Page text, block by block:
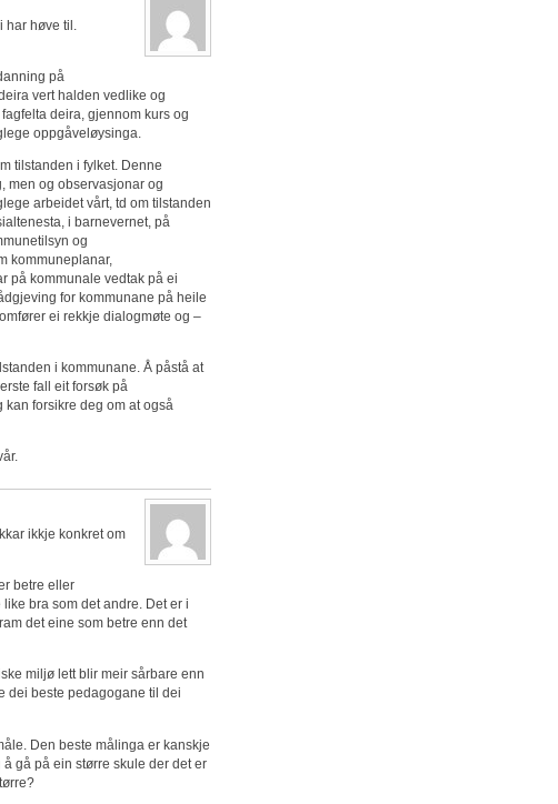
har høve til.
på
vert halden vedlike og
deira, gjennom kurs og
oppgåveløysinga.
tilstanden i fylket. Denne
men og observasjonar og
arbeidet vårt, td om tilstanden
i barnevernet, på
og
kommuneplanar,
på kommunale vedtak på ei
for kommunane på heile
ei rekkje dialogmøte og –
i kommunane. Å påstå at
fall eit forsøk på
kan forsikre deg om at også
ikkje konkret om
betre eller
bra som det andre. Det er i
det eine som betre enn det
miljø lett blir meir sårbare enn
dei beste pedagogane til dei
Den beste målinga er kanskje
gå på ein større skule der det er